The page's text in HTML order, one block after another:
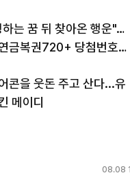
는 꿈 뒤 찾아온 행운"…
금복권720+ 당첨번호조
콘을 웃돈 주고 산다...유
메이디
08.08